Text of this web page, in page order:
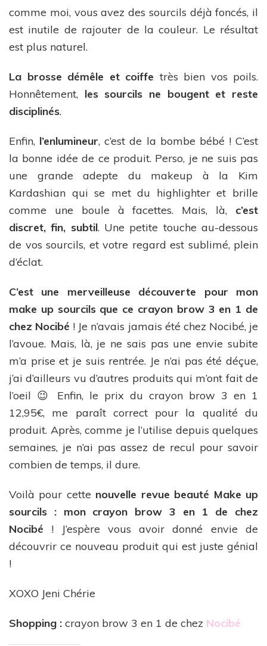
comme moi, vous avez des sourcils déjà foncés, il
est inutile de rajouter de la couleur. Le résultat
est plus naturel.
La brosse démêle et coiffe très bien vos poils.
Honnêtement, les sourcils ne bougent et reste
disciplinés.
Enfin, l’enlumineur, c’est de la bombe bébé ! C’est
la bonne idée de ce produit. Perso, je ne suis pas
une grande adepte du makeup à la Kim
Kardashian qui se met du highlighter et brille
comme une boule à facettes. Mais, là, c’est
discret, fin, subtil. Une petite touche au-dessous
de vos sourcils, et votre regard est sublimé, plein
d’éclat.
C’est une merveilleuse découverte pour mon
make up sourcils que ce crayon brow 3 en 1 de
chez Nocibé ! Je n’avais jamais été chez Nocibé, je
l’avoue. Mais, là, je ne sais pas une envie subite
m’a prise et je suis rentrée. Je n’ai pas été déçue,
j’ai d’ailleurs vu d’autres produits qui m’ont fait de
l’oeil 😉 Enfin, le prix du crayon brow 3 en 1
12,95€, me paraît correct pour la qualité du
produit. Après, comme je l’utilise depuis quelques
semaines, je n’ai pas assez de recul pour savoir
combien de temps, il dure.
Voilà pour cette nouvelle revue beauté Make up
sourcils : mon crayon brow 3 en 1 de chez
Nocibé ! J’espère vous avoir donné envie de
découvrir ce nouveau produit qui est juste génial
!
XOXO Jeni Chérie
Shopping : crayon brow 3 en 1 de chez Nocibé